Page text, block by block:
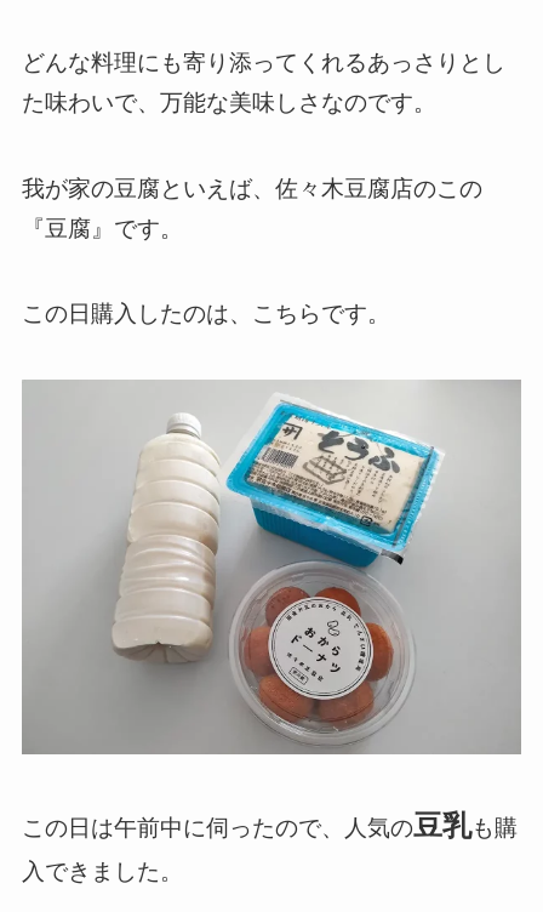
どんな料理にも寄り添ってくれるあっさりとし
た味わいで、万能な美味しさなのです。
我が家の豆腐といえば、佐々木豆腐店のこの
『豆腐』です。
この日購入したのは、こちらです。
この日は午前中に伺ったので、人気の豆乳も購
入できました。